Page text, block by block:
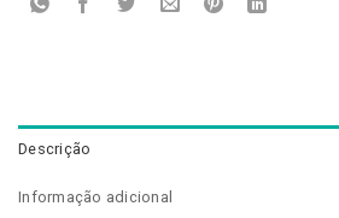
Descrição
Informação adicional